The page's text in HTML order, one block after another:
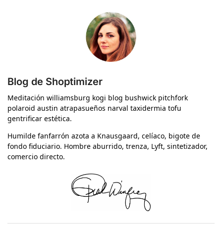
Blog de Shoptimizer
Meditación williamsburg kogi blog bushwick pitchfork
polaroid austin atrapasueños narval taxidermia tofu
gentrificar estética.
Humilde fanfarrón azota a Knausgaard, celíaco, bigote de
fondo fiduciario. Hombre aburrido, trenza, Lyft, sintetizador,
comercio directo.